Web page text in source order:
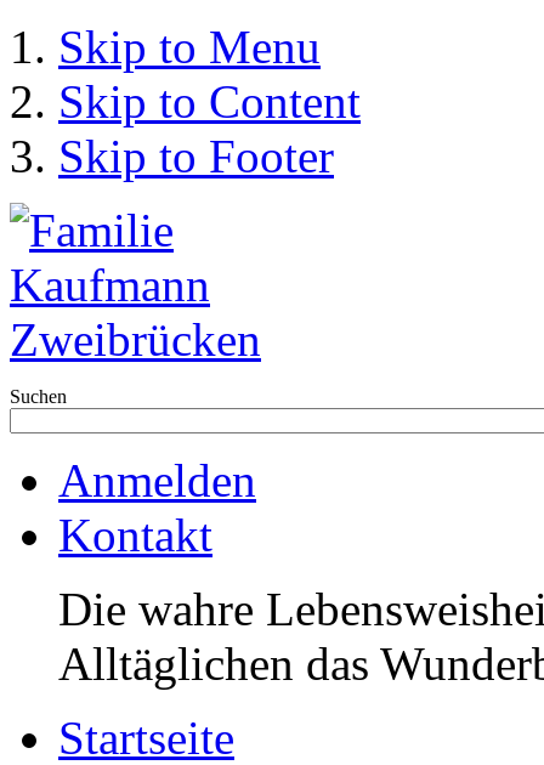
Skip to Menu
Skip to Content
Skip to Footer
Suchen
Anmelden
Kontakt
Die wahre
Alltäglichen das
Startseite